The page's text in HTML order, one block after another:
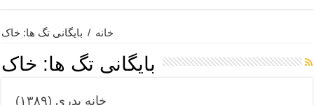
خانه / بایگانی تگ ها: خاک
بایگانی تگ ها: خاک
خانه پدری (۱۳۸۹)